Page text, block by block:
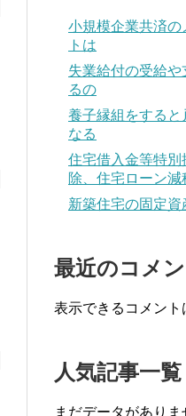
小規模企業共済の
トは
失業給付の受給
るの
養子縁組をすると
なる
住宅借入金等特
除、住宅ローン
新築住宅の固定資
最近のコメン
表示できるコメント
人気記事一覧
まだデータがありま